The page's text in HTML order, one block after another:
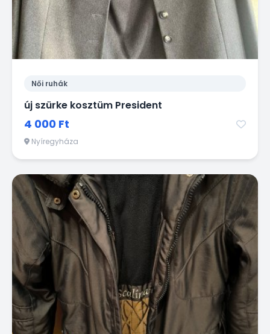
Női ruhák
új szürke kosztüm President
4 000 Ft
Nyíregyháza